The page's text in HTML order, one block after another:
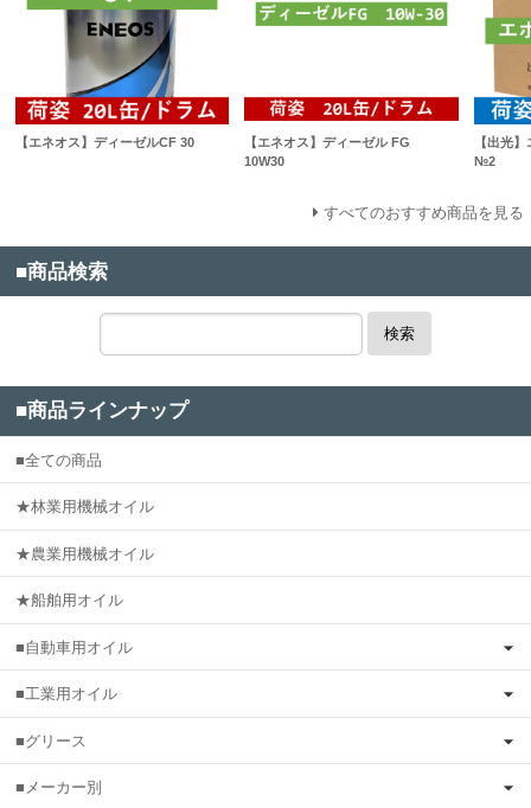
【エネオス】ディーゼルCF 30
【エネオス】ディーゼル FG
10W30
【出光
№2
すべてのおすすめ商品を見る
■商品検索
検索
■商品ラインナップ
■全ての商品
★林業用機械オイル
★農業用機械オイル
★船舶用オイル
■自動車用オイル
■工業用オイル
■グリース
■メーカー別